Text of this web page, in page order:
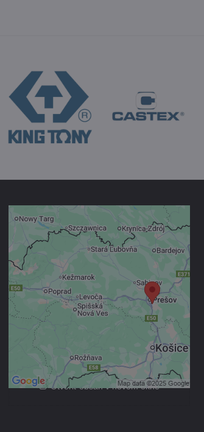
Externý obsah je
blokovaný Voľbami
Prajete si načítať externý obsah?
Povoliť tentokrát
Povoliť a zapamätať - súhlas s
druhom cookie: Funkčné
Otvoriť obsah v novom okne